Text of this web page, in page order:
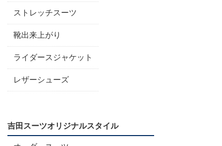
ストレッチスーツ
靴出来上がり
ライダースジャケット
レザーシューズ
吉田スーツオリジナルスタイル